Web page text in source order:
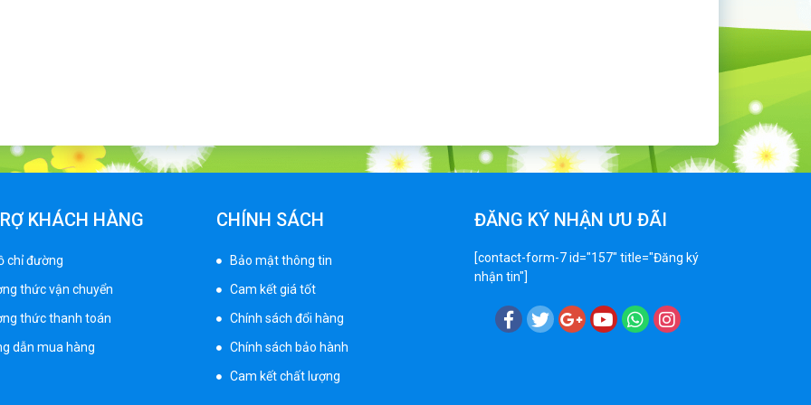
KHÁCH HÀNG
chỉ đường
thức vận chuyển
thức thanh toán
dẫn mua hàng
CHÍNH SÁCH
Bảo mật thông tin
Cam kết giá tốt
Chính sách đổi hàng
Chính sách bảo hành
Cam kết chất lượng
ĐĂNG KÝ NHẬN ƯU ĐÃI
[contact-form-7 id="157" title="Đăng ký
nhận tin"]